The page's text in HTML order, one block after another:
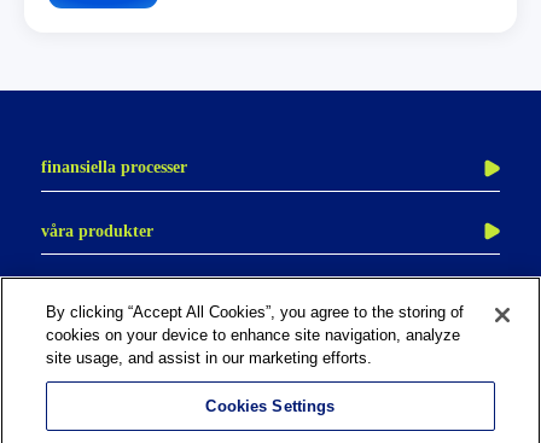
finansiella processer
revision och kontroll
bokföringsorder
bokslutsprocessen
intercompany
rapportering och analys
våra produkter
adra
cadency
kontakta oss
By clicking “Accept All Cookies”, you agree to the storing of
cookies on your device to enhance site navigation, analyze
site usage, and assist in our marketing efforts.
Cookies Settings